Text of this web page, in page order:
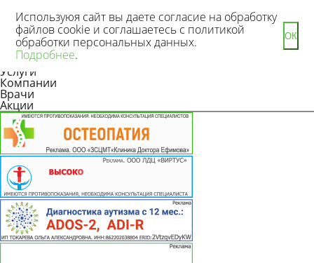
Новости
Статьи
Услуги
Компании
Врачи
Акции
Используюя сайт вы даете согласие на обработку
файлов cookie и соглашаетесь с политикой
обработки персональных данных.
Подробнее.
ОК